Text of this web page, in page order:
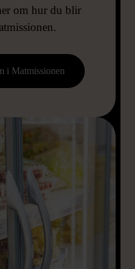
om hur du blir
i Matmissionen